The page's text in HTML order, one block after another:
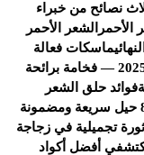
نصائح من خبراء
الأحمر الشعر الأحمر
ماسكات فعالة
أحدث أكواد خصم العطور لعام 2025 — فخامة برائحة
فوائد حلق الشعر
8 حيل سريعة ومضمونة
تجميلية في زجاجة
أفضل أكواد